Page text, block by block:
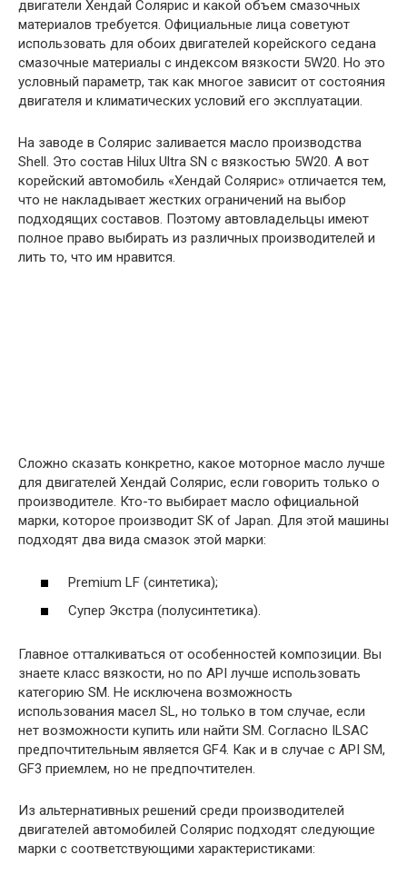
двигатели Хендай Солярис и какой объем смазочных
материалов требуется. Официальные лица советуют
использовать для обоих двигателей корейского седана
смазочные материалы с индексом вязкости 5W20. Но это
условный параметр, так как многое зависит от состояния
двигателя и климатических условий его эксплуатации.
На заводе в Солярис заливается масло производства
Shell. Это состав Hilux Ultra SN с вязкостью 5W20. А вот
корейский автомобиль «Хендай Солярис» отличается тем,
что не накладывает жестких ограничений на выбор
подходящих составов. Поэтому автовладельцы имеют
полное право выбирать из различных производителей и
лить то, что им нравится.
Сложно сказать конкретно, какое моторное масло лучше
для двигателей Хендай Солярис, если говорить только о
производителе. Кто-то выбирает масло официальной
марки, которое производит SK of Japan. Для этой машины
подходят два вида смазок этой марки:
Premium LF (синтетика);
Супер Экстра (полусинтетика).
Главное отталкиваться от особенностей композиции. Вы
знаете класс вязкости, но по API лучше использовать
категорию SM. Не исключена возможность
использования масел SL, но только в том случае, если
нет возможности купить или найти SM. Согласно ILSAC
предпочтительным является GF4. Как и в случае с API SM,
GF3 приемлем, но не предпочтителен.
Из альтернативных решений среди производителей
двигателей автомобилей Солярис подходят следующие
марки с соответствующими характеристиками: